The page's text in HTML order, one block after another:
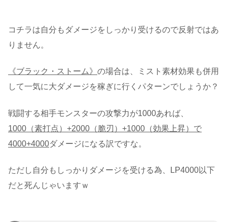
コチラは自分もダメージをしっかり受けるので反射ではあ
りません。
《ブラック・ストーム》 の場合は、ミスト素材効果も併用
して一気に大ダメージを稼ぎに行くパターンでしょうか？
戦闘する相手モンスターの攻撃力が1000あれば、
1000（素打点）+2000（脆刃）+1000（効果上昇）で
4000+4000ダメージになる訳ですな。
ただし自分もしっかりダメージを受ける為、LP4000以下
だと死んじゃいますｗ